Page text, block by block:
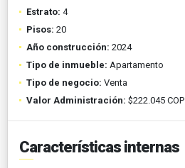
Estrato: 4
Pisos: 20
Año construcción: 2024
Tipo de inmueble: Apartamento
Tipo de negocio: Venta
Valor Administración: $222.045 COP
Características internas